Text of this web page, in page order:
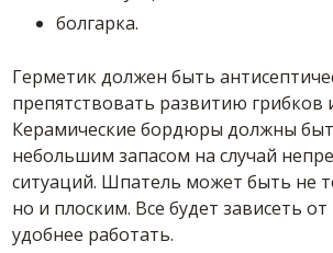
болгарка.
Герметик должен быть
препятствовать развитию грибков
Керамические бордюры должны
небольшим запасом на случай
ситуаций. Шпатель может быть не
но и плоским. Все будет зависеть
удобнее работать.